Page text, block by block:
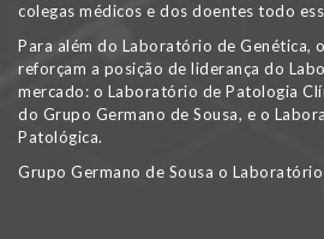
colegas médicos e dos doentes todo
Para além do Laboratório de Genética,
reforçam a posição de liderança do
mercado: o Laboratório de Patologia
do Grupo Germano de Sousa, e o
Patológica.
Grupo Germano de Sousa o